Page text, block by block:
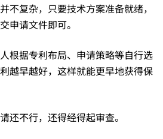
不复杂，只要技术方案准备就绪，
申请文件即可。
根据专利布局、申请策略等自行选
越早越好，这样就能更早地获得保
还不行，还得经得起审查。